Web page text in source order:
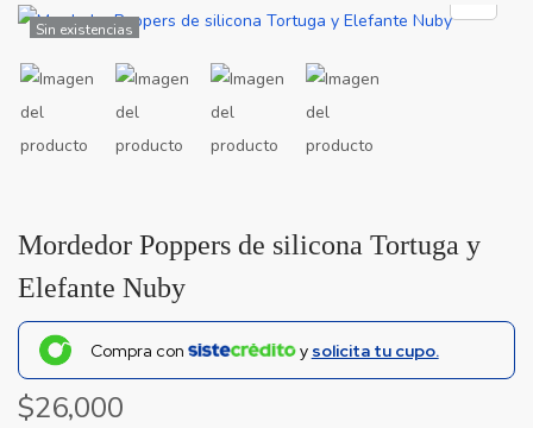
Sin existencias
Mordedor Poppers de silicona Tortuga y
Elefante Nuby
Compra con y solicita tu cupo.
$26,000